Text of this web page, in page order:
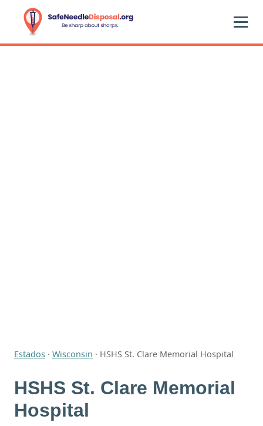
Estados · Wisconsin · HSHS St. Clare Memorial Hospital
HSHS St. Clare Memorial
Hospital